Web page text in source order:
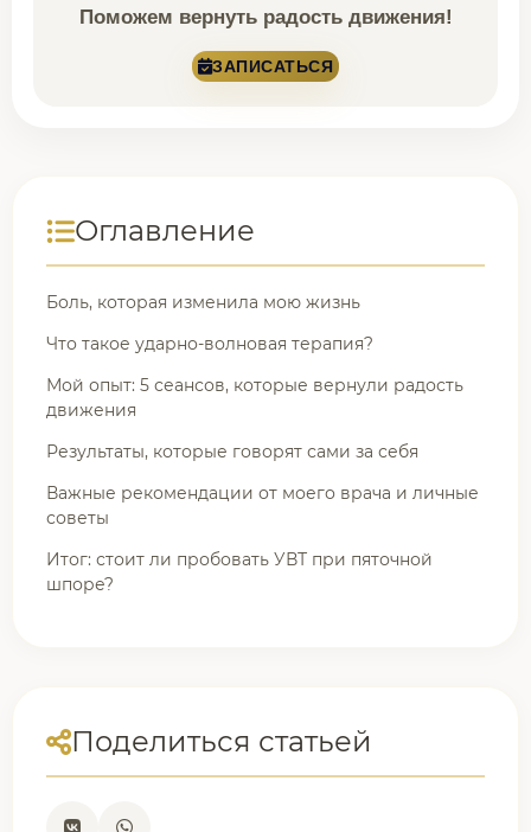
Поможем вернуть радость движения!
ЗАПИСАТЬСЯ
Оглавление
Боль, которая изменила мою жизнь
Что такое ударно-волновая терапия?
Мой опыт: 5 сеансов, которые вернули радость
движения
Результаты, которые говорят сами за себя
Важные рекомендации от моего врача и личные
советы
Итог: стоит ли пробовать УВТ при пяточной
шпоре?
Поделиться статьей